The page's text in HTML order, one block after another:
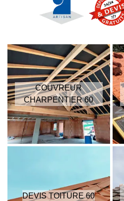
COUVREUR
CHARPENTIER 60
DEVIS TOITURE 60